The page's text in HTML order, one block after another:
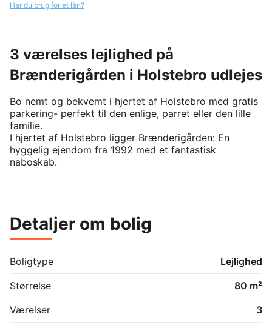
Har du brug for et lån?
3 værelses lejlighed på
Brænderigården i Holstebro udlejes
Bo nemt og bekvemt i hjertet af Holstebro med gratis
parkering- perfekt til den enlige, parret eller den lille
familie.
I hjertet af Holstebro ligger Brænderigården: En
hyggelig ejendom fra 1992 med et fantastisk
naboskab.
og hvide vægge samt flot køkken og bad med hvide,
stilrene elementer.
I denne treværelses lejlighed får du:
Lyst og rummeligt køkken med komfur, emhætte og
Detaljer om bolig
Boligtype
Lejlighed
Størrelse
80 m²
Værelser
3